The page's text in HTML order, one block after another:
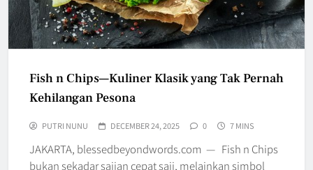
Fish n Chips—Kuliner Klasik yang Tak Pernah
Kehilangan Pesona
PUTRI NUNU DECEMBER 24, 2025 0 7 MINS
JAKARTA, blessedbeyondwords.com — Fish n Chips
bukan sekadar sajian cepat saji, melainkan simbol